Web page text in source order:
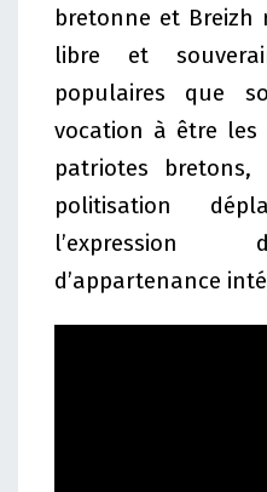
bretonne et Breizh
libre et
populaires que
vocation à être
patriotes
politisation
l’expression
d’appartenance